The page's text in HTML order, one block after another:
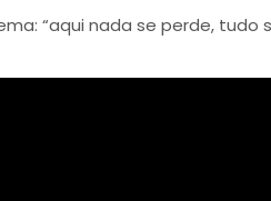
“aqui nada se perde, tudo